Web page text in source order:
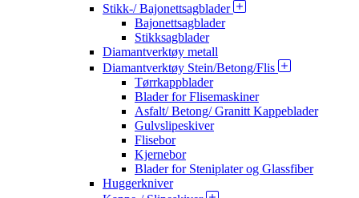
Stikk-/ Bajonettsagblader
Bajonettsagblader
Stikksagblader
Diamantverktøy metall
Diamantverktøy Stein/Betong/Flis
Tørrkappblader
Blader for Flisemaskiner
Asfalt/ Betong/ Granitt Kappeblader
Gulvslipeskiver
Flisebor
Kjernebor
Blader for Steniplater og Glassfiber
Huggerkniver